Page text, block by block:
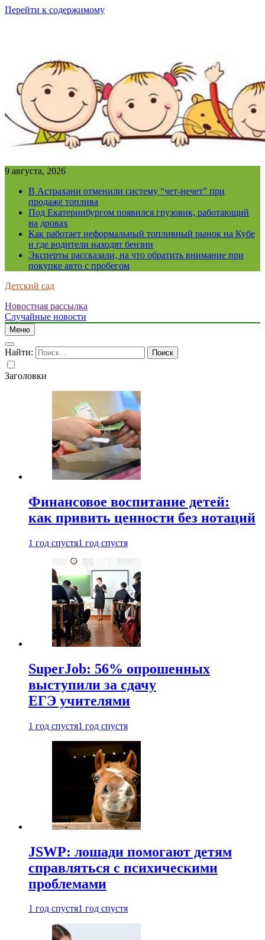
Перейти к содержимому
9 августа, 2026
В Астрахани отменили систему “чет-нечет” при
продаже топлива
Под Екатеринбургом появился грузовик, работающий
на дровах
Как работает неформальный топливный рынок на Кубе
и где водители находят бензин
Эксперты рассказали, на что обратить внимание при
покупке авто с пробегом
Детский сад
Новостная рассылка
Случайные новости
Меню
Найти:
Заголовки
Финансовое воспитание детей:
как привить ценности без нотаций
1 год спустя1 год спустя
SuperJob: 56% опрошенных
выступили за сдачу
ЕГЭ учителями
1 год спустя1 год спустя
JSWP: лошади помогают детям
справляться с психическими
проблемами
1 год спустя1 год спустя